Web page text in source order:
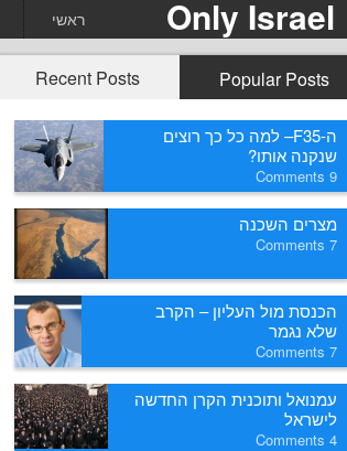
ראשי Only Israel
Popular Posts
Recent Posts
ה-F35– למה כל כך רוצים
שנקנה אותו?
9
מצרים השכנה
7
הכנסת מול העליון – הקרב
שלא נגמר
7
עמנואל ותוכנית הקרן החדשה
לישראל
4